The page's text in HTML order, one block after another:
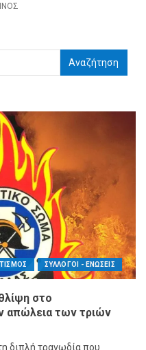
ΣΥΛΛΟΓΟΙ - ΕΝΩΣΕΙΣ
στο
απώλεια των τριών
διπλή τραγωδία που